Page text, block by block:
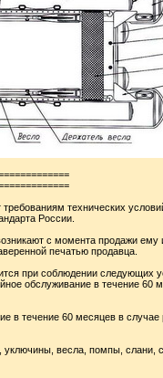
технических
России.
с момента продажи
печатью продавца.
при соблюдении следующих
обслуживание в течение
в течение 60 месяцев в случае
уключины, весла, помпы, слани,